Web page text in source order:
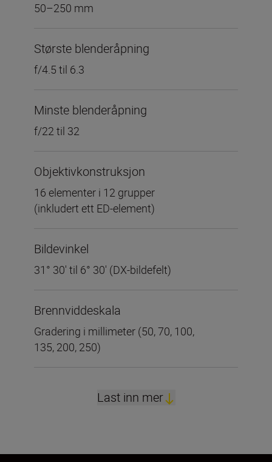
50–250 mm
Største blenderåpning
f/4.5 til 6.3
Minste blenderåpning
f/22 til 32
Objektivkonstruksjon
16 elementer i 12 grupper
(inkludert ett ED-element)
Bildevinkel
31° 30' til 6° 30' (DX-bildefelt)
Brennviddeskala
Gradering i millimeter (50, 70, 100,
135, 200, 250)
Last inn mer